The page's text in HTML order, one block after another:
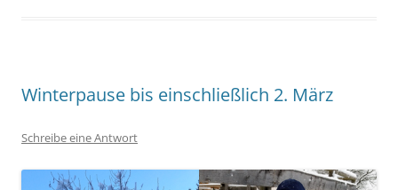
Winterpause bis einschließlich 2. März
Schreibe eine Antwort